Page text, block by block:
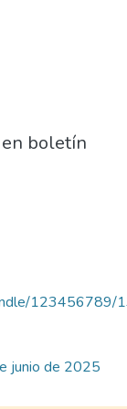
boletín
123456789/
junio de 2025